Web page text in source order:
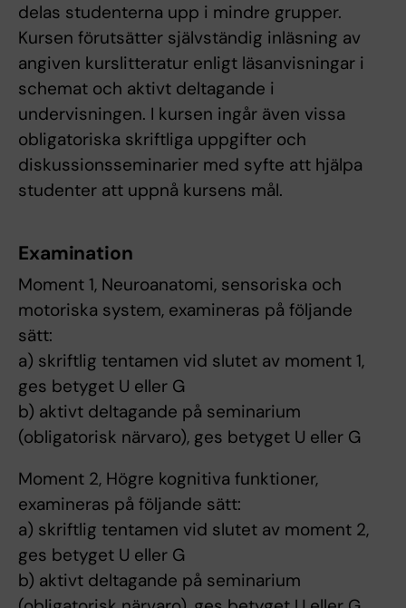
delas studenterna upp i mindre grupper.
Kursen förutsätter självständig inläsning av
angiven kurslitteratur enligt läsanvisningar i
schemat och aktivt deltagande i
undervisningen. I kursen ingår även vissa
obligatoriska skriftliga uppgifter och
diskussionsseminarier med syfte att hjälpa
studenter att uppnå kursens mål.
Examination
Moment 1, Neuroanatomi, sensoriska och
motoriska system, examineras på följande
sätt:
a) skriftlig tentamen vid slutet av moment 1,
ges betyget U eller G
b) aktivt deltagande på seminarium
(obligatorisk närvaro), ges betyget U eller G
Moment 2, Högre kognitiva funktioner,
examineras på följande sätt:
a) skriftlig tentamen vid slutet av moment 2,
ges betyget U eller G
b) aktivt deltagande på seminarium